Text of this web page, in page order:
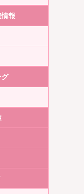
報
グ